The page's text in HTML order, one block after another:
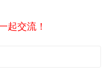
起交流！